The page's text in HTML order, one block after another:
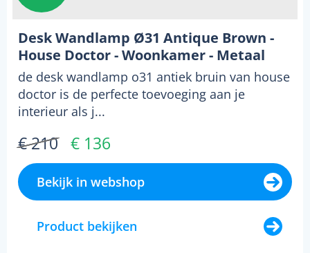
Desk Wandlamp Ø31 Antique Brown -
House Doctor - Woonkamer - Metaal
de desk wandlamp o31 antiek bruin van house
doctor is de perfecte toevoeging aan je
interieur als j...
€ 210 € 136
Bekijk in webshop
Product bekijken